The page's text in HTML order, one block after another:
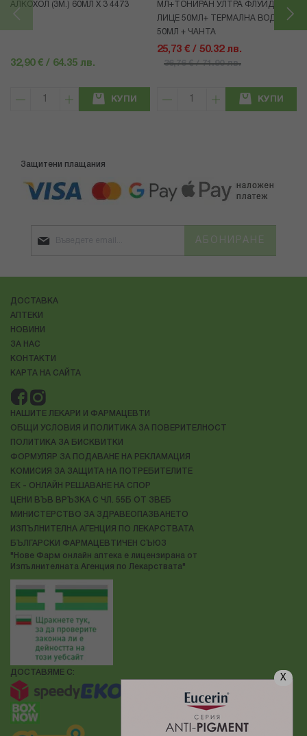
X
АЛКОХОЛ (3М.) 60МЛ X 3 4473
32,90 € / 64.35 лв.
КУПИ
МЛ+ТОНИРАН УЛТРА ФЛУИД ЗА
ЛИЦЕ 50МЛ+ ТЕРМАЛНА ВОДА
50МЛ + ЧАНТА
25,73 € / 50.32 лв.
36,76 € / 71.90 лв.
КУПИ
Защитени плащания
АБОНИРАНЕ
ДОСТАВКА
АПТЕКИ
НОВИНИ
ЗА НАС
КОНТАКТИ
КАРТА НА САЙТА
НАШИТЕ ЛЕКАРИ И ФАРМАЦЕВТИ
ОБЩИ УСЛОВИЯ И ПОЛИТИКА ЗА ПОВЕРИТЕЛНОСТ
ПОЛИТИКА ЗА БИСКВИТКИ
ФОРМУЛЯР ЗА ПОДАВАНЕ НА РЕКЛАМАЦИЯ
КОМИСИЯ ЗА ЗАЩИТА НА ПОТРЕБИТЕЛИТЕ
ЕК - ОНЛАЙН РЕШАВАНЕ НА СПОР
ЦЕНИ ВЪВ ВРЪЗКА С ЧЛ. 55Б ОТ ЗВЕБ
МИНИСТЕРСТВО ЗА ЗДРАВЕОПАЗВАНЕТО
ИЗПЪЛНИТЕЛНА АГЕНЦИЯ ПО ЛЕКАРСТВАТА
БЪЛГАРСКИ ФАРМАЦЕВТИЧЕН СЪЮЗ
"Нове Фарм онлайн аптека е лицензирана от
Изпълнителната Агенция по Лекарствата"
ДОСТАВЯМЕ С: